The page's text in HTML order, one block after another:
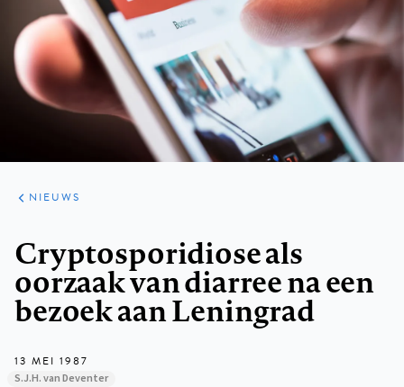
ARTIKELEN
HET
KORT
NIEUWS
Cryptosporidiose als
oorzaak van diarree na een
bezoek aan Leningrad
13 MEI 1987
S.J.H. van Deventer